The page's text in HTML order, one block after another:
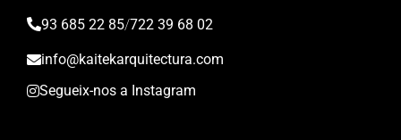
93 685 22 85/722 39 68 02
info@kaitekarquitectura.com
Segueix-nos a Instagram